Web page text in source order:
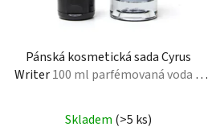
Pánská kosmetická sada Cyrus
Writer100 ml parfémovaná voda +
Skladem (>5 ks)